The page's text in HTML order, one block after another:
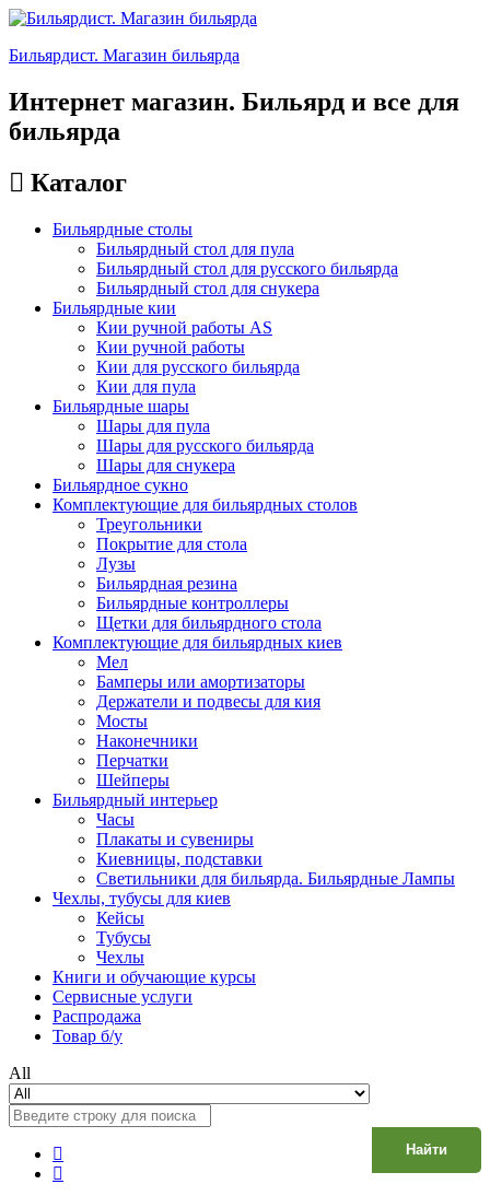
Бильярдист. Магазин бильярда
Интернет магазин. Бильярд и все для
бильярда
Каталог
Бильярдные столы
Бильярдный стол для пула
Бильярдный стол для русского бильярда
Бильярдный стол для снукера
Бильярдные кии
Кии ручной работы AS
Кии ручной работы
Кии для русского бильярда
Кии для пула
Бильярдные шары
Шары для пула
Шары для русского бильярда
Шары для снукера
Бильярдное сукно
Комплектующие для бильярдных столов
Треугольники
Покрытие для стола
Лузы
Бильярдная резина
Бильярдные контроллеры
Щетки для бильярдного стола
Комплектующие для бильярдных киев
Мел
Бамперы или амортизаторы
Держатели и подвесы для кия
Мосты
Наконечники
Перчатки
Шейперы
Бильярдный интерьер
Часы
Плакаты и сувениры
Киевницы, подставки
Светильники для бильярда. Бильярдные Лампы
Чехлы, тубусы для киев
Кейсы
Тубусы
Чехлы
Книги и обучающие курсы
Сервисные услуги
Распродажа
Товар б/у
All
Найти